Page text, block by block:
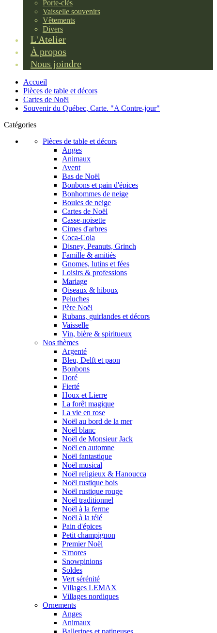
Porte-clés
Vaisselle souvenirs
Vêtements
Divers
L'Atelier
À propos
Nous joindre
Accueil
Pièces de table et décors
Cartes de Noël
Souvenir du Québec, Carte. "A Contre-jour"
Catégories
Nos thèmes
Argenté
Bleu, Delft et paon
Bonbons
Doré
Fierté
Houx et Lierre
La forêt magique
La vie en rose
Noël au bord de la mer
Noël blanc
Noël de Monsieur Jack
Noël en automne
Noël fantastique
Noël musical
Noël religieux & Hanoucca
Noël rustique bois
Noël rustique rouge
Noël traditionnel
Noël à la ferme
Noël à la télé
Pain d'épices
Petit champignon
Premier Noël
S'mores
Snowpinions
Soldes
Vert sérénité
Villages LEMAX
Villages nordiques
Ornements
Anges
Animaux
Ballerines et patineuses
Pièces de table et décors
Anges
Animaux
Avent
Bas de Noël
Bonbons et pain d'épices
Bonhommes de neige
Boules de neige
Cartes de Noël
Casse-noisette
Cimes d'arbres
Coca-Cola
Disney, Peanuts, Grinch
Famille & amitiés
Gnomes, lutins et fées
Loisirs & professions
Mariage
Oiseaux & hiboux
Peluches
Père Noël
Rubans, guirlandes et décors
Vaisselle
Vin, bière & spiritueux